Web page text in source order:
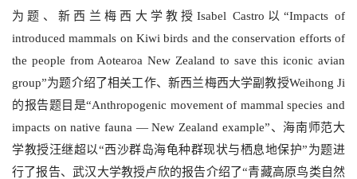
为题、新西兰梅西大学教授Isabel Castro以“Impacts of
introduced mammals on Kiwi birds and the conservation efforts of
the people from Aotearoa New Zealand to save this iconic avian
group”为题介绍了相关工作、新西兰梅西大学副教授Weihong Ji
的报告题目是“Anthropogenic movement of mammal species and
impacts on native fauna — New Zealand example”、海南师范大
学教授汪继超以“西沙群岛海龟种群现状与栖息地保护”为题进
行了报告、武汉大学教授卢欣的报告介绍了“青藏高原鸟类自然